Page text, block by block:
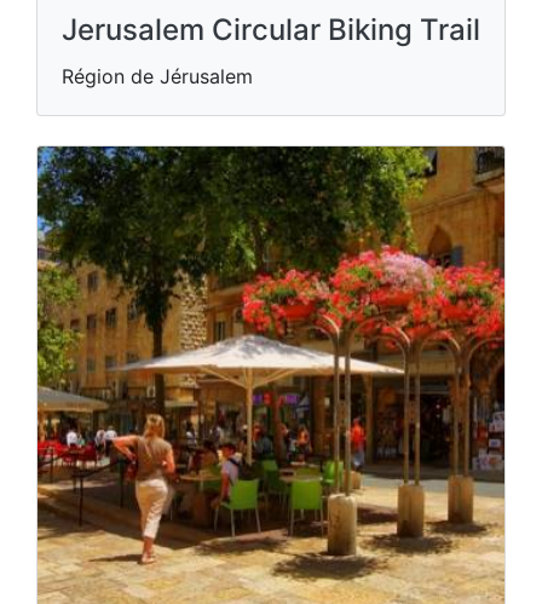
Jerusalem Circular Biking Trail
Région de Jérusalem